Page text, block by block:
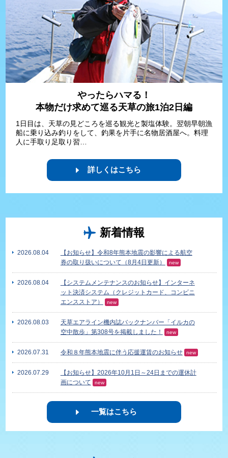
やったらハマる！
本物だけ求めて巡る天草の旅1泊2日編
1日目は、天草の見どころを巡る観光と製塩体験。翌朝早朝漁
船に乗り込み釣りをして、釣果を片手に名物居酒屋へ。料理
人に手取り足取り習…
詳しくはこちら
新着情報
2026.08.04
【お知らせ】令和8年熊本地震の影響による航空
券の取り扱いについて（8月4日更新）
new
2026.08.04
【システムメンテナンスのお知らせ】インターネ
ット決済システム（クレジットカード、コンビニ
エンスストア）
new
2026.08.03
天草エアライン機内誌バックナンバー「イルカの
空中散歩」第308号を掲載しました！
new
2026.07.31 令和８年熊本地震に伴う応援運賃のお知らせ new
2026.07.29
【お知らせ】2026年10月1日～24日までの運休計
画について
new
一覧はこちら